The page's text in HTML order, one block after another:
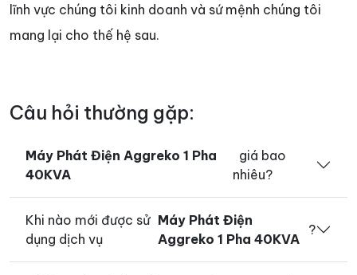
lĩnh vực chúng tôi kinh doanh và sứ mệnh chúng tôi
mang lại cho thế hệ sau.
Câu hỏi thường gặp:
Máy Phát Điện Aggreko 1 Pha
40KVA
giá bao
nhiêu?
Khi nào mới được sử
dụng dịch vụ
Máy Phát Điện
Aggreko 1 Pha 40KVA
?